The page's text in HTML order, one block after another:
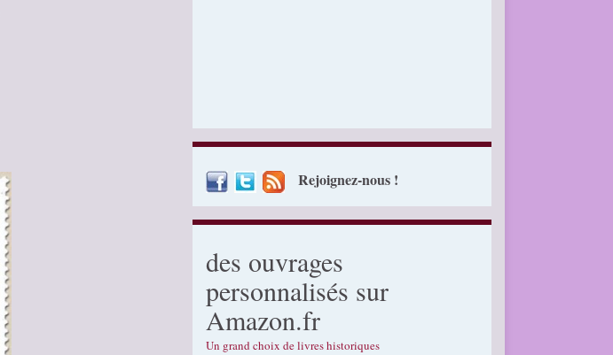
Rejoignez-nous !
des ouvrages
personnalisés sur
Amazon.fr
Un grand choix de livres historiques